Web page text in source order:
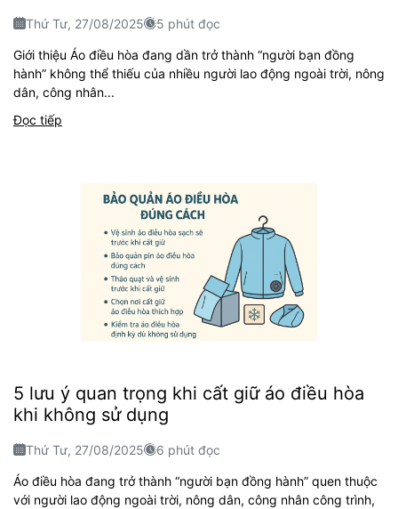
Thứ Tư, 27/08/2025 5 phút đọc
Giới thiệu Áo điều hòa đang dần trở thành “người bạn đồng
hành” không thể thiếu của nhiều người lao động ngoài trời, nông
dân, công nhân...
Đọc tiếp
5 lưu ý quan trọng khi cất giữ áo điều hòa
khi không sử dụng
Thứ Tư, 27/08/2025 6 phút đọc
Áo điều hòa đang trở thành “người bạn đồng hành” quen thuộc
với người lao động ngoài trời, nông dân, công nhân công trình,